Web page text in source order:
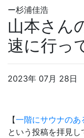
ー杉浦佳浩
山本さん
速に行っ
2023年 07月 28日
【一階にサウナのあ
という投稿を拝見し